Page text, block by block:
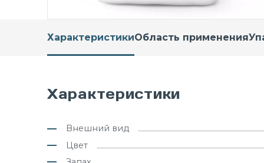
ХарактеристикиОбласть применения
Характеристики
Внешний вид
Цвет